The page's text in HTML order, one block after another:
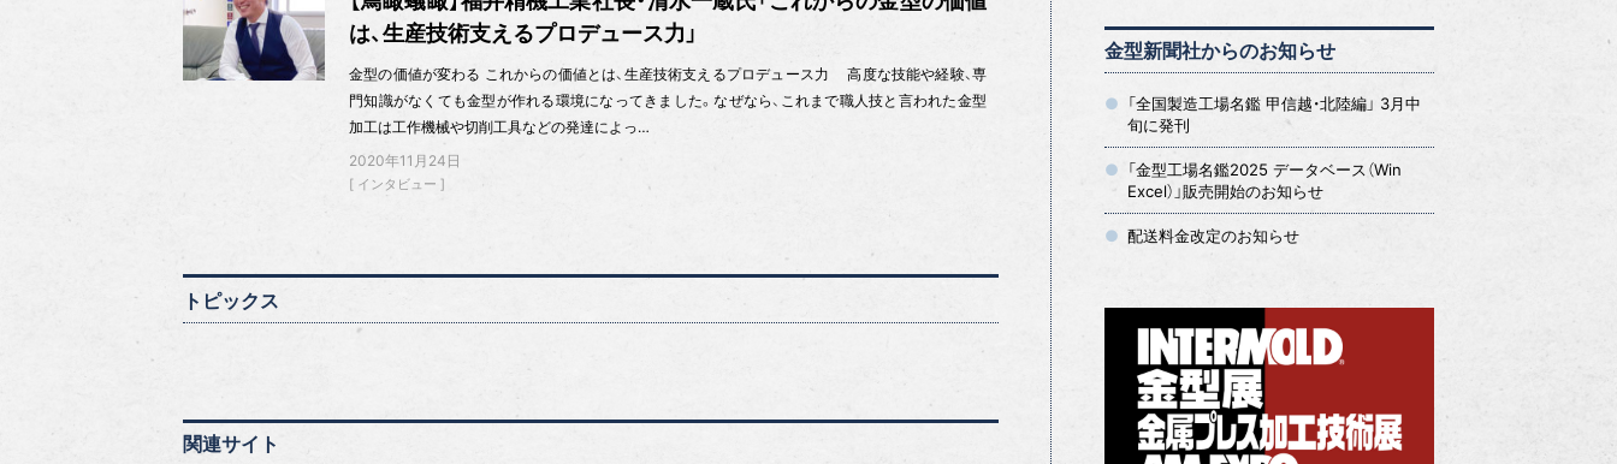
は、生産技術支えるプロデュース力」
金型の価値が変わる これからの価値とは、生産技術支えるプロデュース力 高度な技能や経験、専
門知識がなくても金型が作れる環境になってきました。なぜなら、これまで職人技と言われた金型
加工は工作機械や切削工具などの発達によっ…
2020年11月24日
インタビュー
トピックス
関連サイト
金型新聞社からのお知らせ
「全国製造工場名鑑 甲信越・北陸編」 3月中
旬に発刊
「金型工場名鑑2025 データベース（Win
Excel）」販売開始のお知らせ
配送料金改定のお知らせ